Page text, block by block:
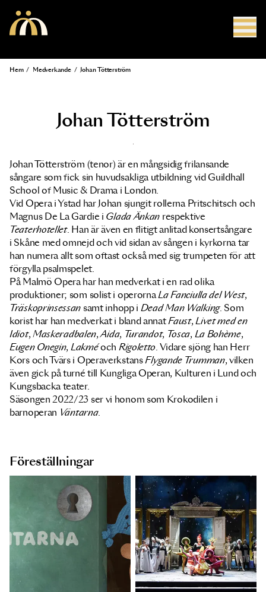
Länkstig
Hem / Medverkande / Johan Tötterström
Johan Tötterström
Johan Tötterström (tenor) är en mångsidig frilansande
sångare som fick sin huvudsakliga utbildning vid Guildhall
School of Music & Drama i London.
Vid Opera i Ystad har Johan sjungit rollerna Pritschitsch och
Magnus De La Gardie i Glada Änkan respektive
Teaterhotellet. Han är även en flitigt anlitad konsertsångare
i Skåne med omnejd och vid sidan av sången i kyrkorna tar
han numera allt som oftast också med sig trumpeten för att
förgylla psalmspelet.
På Malmö Opera har han medverkat i en rad olika
produktioner; som solist i operornaLa Fanciulla del West,
Träskoprinsessan samt inhopp i Dead Man Walking. Som
korist har han medverkat i bland annatFaust,Livet med en
Idiot, Maskeradbalen,Aida, Turandot, Tosca, La Bohème,
Eugen Onegin, Lakméoch Rigoletto. Vidare sjöng han Herr
Kors och Tvärs i OperaverkstansFlygande Trumman, vilken
även gick på turné till Kungliga Operan, Kulturen i Lund och
Kungsbacka teater.
Säsongen 2022/23 ser vi honom som Krokodilen i
barnoperan Väntarna.
Föreställningar